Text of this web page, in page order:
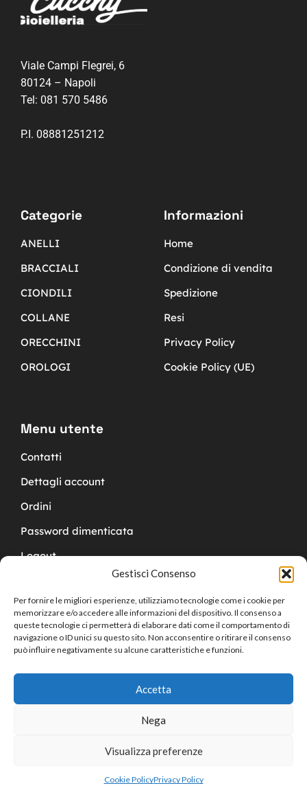
Gestisci Consenso
Per fornire le migliori esperienze, utilizziamo tecnologie come i cookie per
memorizzare e/o accedere alle informazioni del dispositivo. Il consenso a
queste tecnologie ci permetterà di elaborare dati come il comportamento di
navigazione o ID unici su questo sito. Non acconsentire o ritirare il consenso
può influire negativamente su alcune caratteristiche e funzioni.
Accetta
Nega
Visualizza preferenze
Cookie PolicyPrivacy Policy
Shop
0
Cart
Viale Campi Flegrei, 6
80124 – Napoli
Tel: 081 570 5486
P.I. 08881251212
Categorie
ANELLI
BRACCIALI
CIONDILI
COLLANE
ORECCHINI
OROLOGI
Informazioni
Home
Condizione di vendita
Spedizione
Resi
Privacy Policy
Cookie Policy (UE)
Menu utente
Contatti
Dettagli account
Ordini
Password dimenticata
Logout
Copyright © 2024 Cucchy Gioielleria